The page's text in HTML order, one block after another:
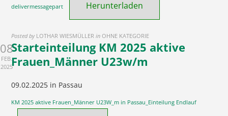
delivermessagepart Herunterladen
Posted by LOTHAR WIESMÜLLER in OHNE KATEGORIE
08
FEB.
2025
Starteinteilung KM 2025 aktive
Frauen_Männer U23w/m
09.02.2025 in Passau
KM 2025 aktive Frauen_Männer U23W_m in Passau_Einteilung Endlauf